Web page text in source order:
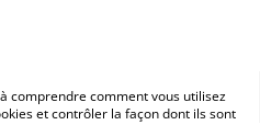
comprendre comment vous utilisez
et contrôler la façon dont ils sont